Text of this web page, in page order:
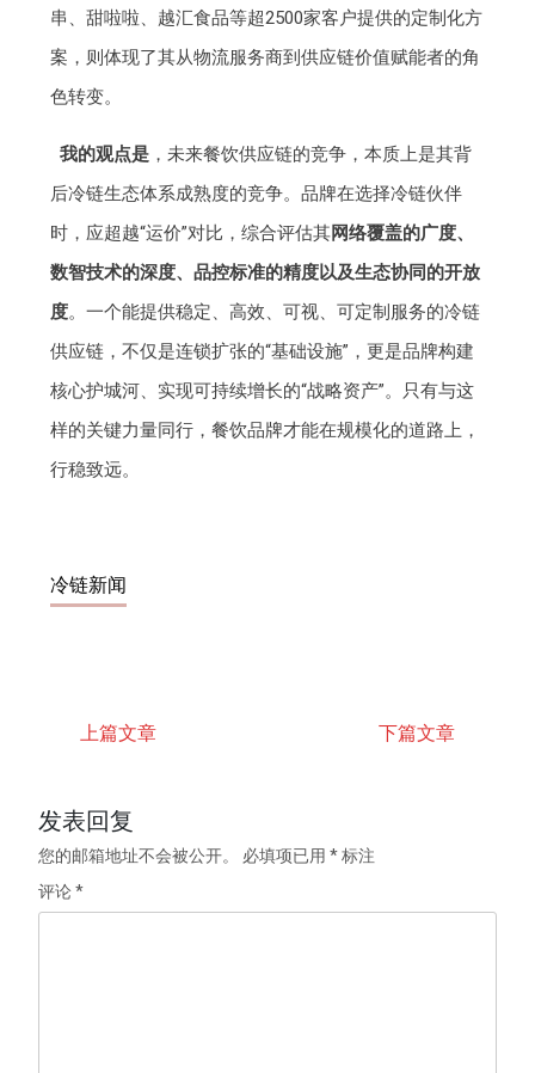
串、甜啦啦、越汇食品等超2500家客户提供的定制化方
案，则体现了其从物流服务商到供应链价值赋能者的角
色转变。
我的观点是，未来餐饮供应链的竞争，本质上是其背
后冷链生态体系成熟度的竞争。品牌在选择冷链伙伴
时，应超越“运价”对比，综合评估其网络覆盖的广度、
数智技术的深度、品控标准的精度以及生态协同的开放
度。一个能提供稳定、高效、可视、可定制服务的冷链
供应链，不仅是连锁扩张的“基础设施”，更是品牌构建
核心护城河、实现可持续增长的“战略资产”。只有与这
样的关键力量同行，餐饮品牌才能在规模化的道路上，
行稳致远。
冷链新闻
上篇文章 下篇文章
发表回复
您的邮箱地址不会被公开。 必填项已用*标注
评论*